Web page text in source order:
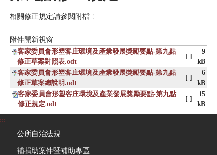
相關修正規定請參閱附檔！
附件開新視窗
客家委員會形塑客庄環境及產業發展獎勵要點-第九點
修正草案對照表.odt
[ ]
9
kB
客家委員會形塑客庄環境及產業發展獎勵要點-第九點
修正草案總說明.odt
[ ]
6
kB
客家委員會形塑客庄環境及產業發展獎勵要點-第九點
修正規定.odt
[ ]
15
kB
:::
公所自治法規
補捐助案件暨補助專區